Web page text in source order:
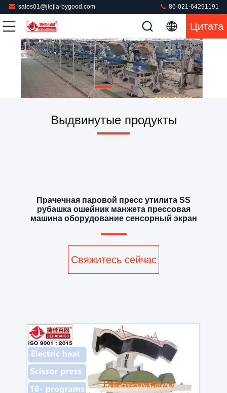
sales01@jiejia-bygood.com 86-021-64291191
Цитата
Выдвинутые продукты
Прачечная паровой пресс утилита SS
рубашка ошейник манжета прессовая
машина оборудование сенсорный экран
Свяжитесь сейчас